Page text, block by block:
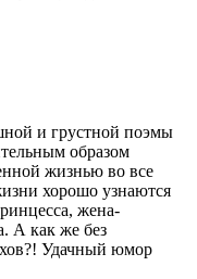
и грустной поэмы
образом
жизнью во все
хорошо узнаются
жена-
А как же без
Удачный юмор